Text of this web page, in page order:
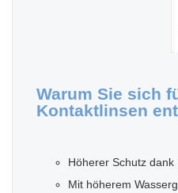
Warum Sie sich
Kontaktlinsen
Höherer Schutz dank
Mit höherem